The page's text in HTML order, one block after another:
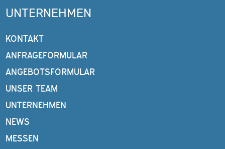
UNTERNEHMEN
KONTAKT
ANFRAGEFORMULAR
ANGEBOTSFORMULAR
UNSER TEAM
UNTERNEHMEN
NEWS
MESSEN